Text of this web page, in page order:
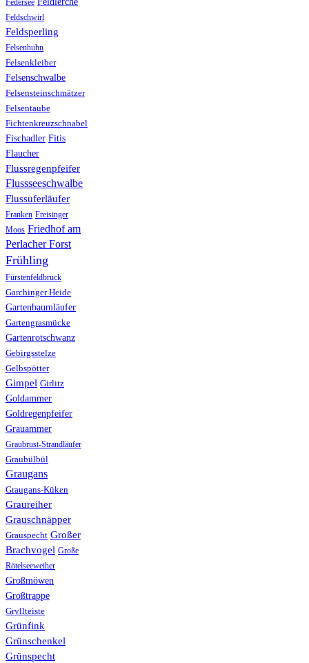
Federsee
Feldschwirl
Feldsperling
Felsenhuhn
Felsenkleiber
Felsenschwalbe
Felsensteinschmätzer
Felsentaube
Fichtenkreuzschnabel
Fischadler Fitis
Flaucher
Flussregenpfeifer
Flussseeschwalbe
Flussuferläufer
Franken Freisinger
Moos Friedhof am
Perlacher Forst
Frühling
Fürstenfeldbruck
Garchinger Heide
Gartenbaumläufer
Gartengrasmücke
Gartenrotschwanz
Gebirgsstelze
Gelbspötter
Gimpel Girlitz
Goldammer
Goldregenpfeifer
Grauammer
Graubrust-Strandläufer
Graubülbül
Graugans
Graugans-Küken
Graureiher
Grauschnäpper
Grauspecht Großer
Brachvogel Große
Rötelseeweiher
Großmöwen
Großtrappe
Gryllteiste
Grünfink
Grünschenkel
Grünspecht